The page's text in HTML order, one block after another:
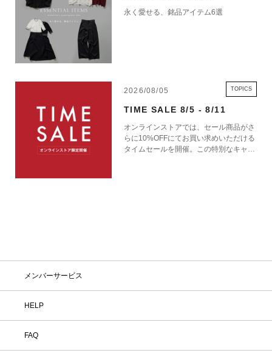
永く愛せる、銘品アイテム6選
2026/08/05 TOPICS
TIME SALE 8/5 - 8/11
オンラインストアでは、セール商品がさ
らに10%OFFにてお買い求めいただける
タイムセールを開催。この特別なキャン
メンバーサービス
HELP
FAQ